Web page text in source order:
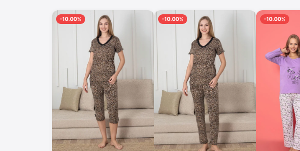
-10.00% -10.00% -10.00%